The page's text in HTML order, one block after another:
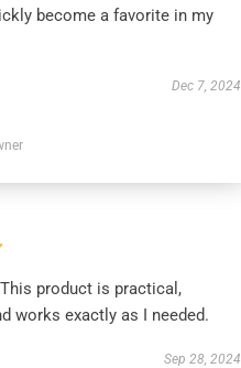
become a favorite in my
Dec 7, 2024
product is practical,
works exactly as I needed.
Sep 28, 2024